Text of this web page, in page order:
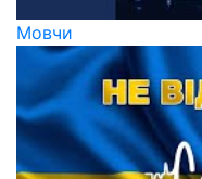
Мовчи